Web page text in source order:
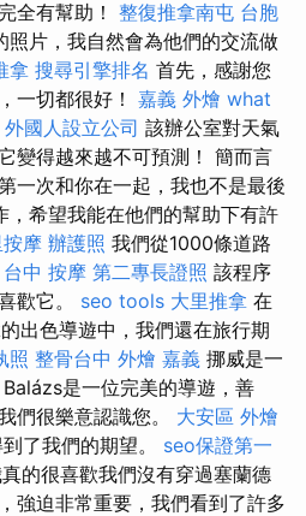
全有幫助！ 整復推拿南屯 台胞
照片，我自然會為他們的交流做
拿 搜尋引擎排名 首先，感謝您
一切都很好！ 嘉義 外燴 what
外國人設立公司 該辦公室對天氣
變得越來越不可預測！ 簡而言
一次和你在一起，我也不是最後
，希望我能在他們的幫助下有許
摩 辦護照 我們從1000條道路
台中 按摩 第二專長證照 該程序
歡它。 seo tools 大里推拿 在
出色導遊中，我們還在旅行期
照 整骨台中 外燴 嘉義 挪威是一
是一位完美的導遊，善
們很樂意認識您。 大安區 外燴
了我們的期望。 seo保證第一
的很喜歡我們沒有穿過塞蘭德
強迫非常重要，我們看到了許多